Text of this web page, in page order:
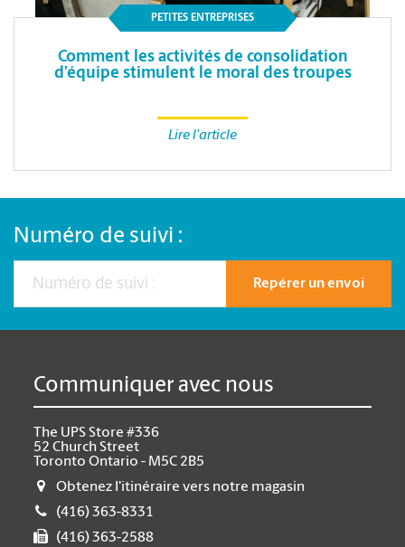
PETITES ENTREPRISES
Comment les activités de consolidation
d’équipe stimulent le moral des troupes
Lire l'article
Numéro de suivi :
Repérer un envoi
Communiquer avec nous
The UPS Store #336
52 Church Street
Toronto Ontario - M5C 2B5
Obtenez l'itinéraire vers notre magasin
(416) 363-8331
(416) 363-2588